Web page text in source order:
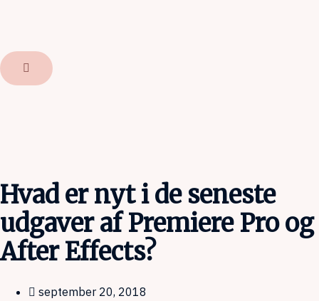
Hvad er nyt i de seneste
udgaver af Premiere Pro og
After Effects?
september 20, 2018